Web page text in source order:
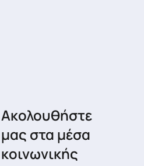
Ακολουθήστε
μας στα μέσα
κοινωνικής